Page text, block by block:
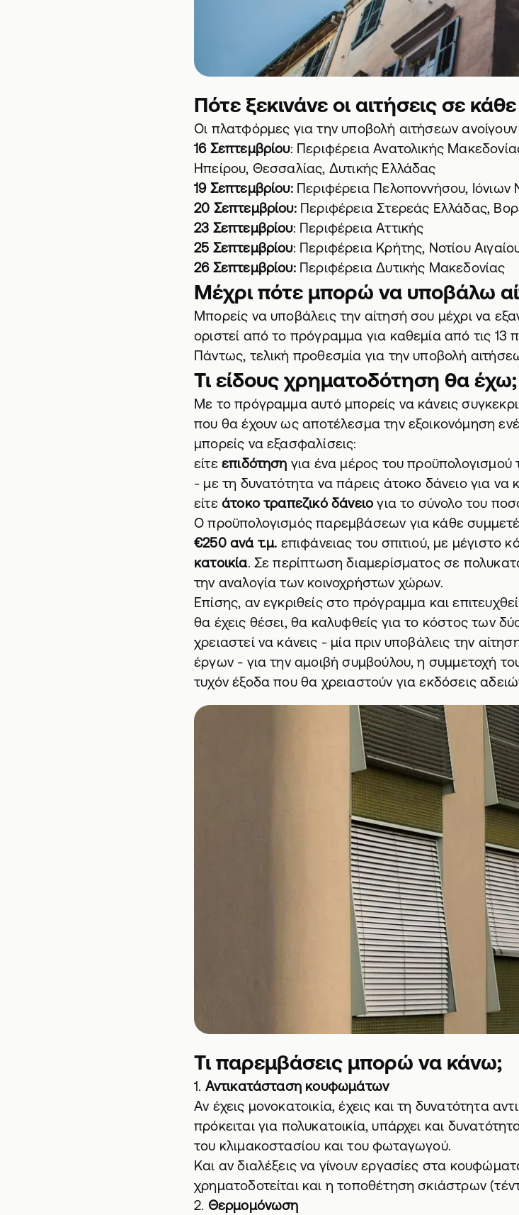
Πότε ξεκινάνε οι αιτήσεις σε
Οι πλατφόρμες για την υποβολή αιτήσεων
16 Σεπτεμβρίου: Περιφέρεια Ανατολικής
Ηπείρου, Θεσσαλίας, Δυτικής Ελλάδας
19 Σεπτεμβρίου:Περιφέρεια Πελοποννήσου,
20 Σεπτεμβρίου:Περιφέρεια Στερεάς Ελλάδας,
23 Σεπτεμβρίου: Περιφέρεια Αττικής
25 Σεπτεμβρίου: Περιφέρεια Κρήτης, Νοτίου
26 Σεπτεμβρίου:Περιφέρεια Δυτικής Μακεδονίας
Μέχρι πότε μπορώ να υποβάλω
Μπορείς να υποβάλεις την αίτησή σου μέχρι να
οριστεί από το πρόγραμμα για καθεμία από τις 13
Πάντως, τελική προθεσμία για την υποβολή
Τι είδους χρηματοδότηση θα έχω;
Με το πρόγραμμα αυτό μπορείς να κάνεις
που θα έχουν ως αποτέλεσμα την εξοικονόμηση
μπορείς να εξασφαλίσεις:
είτε επιδότηση για ένα μέρος του
- με τη δυνατότητα να πάρεις άτοκο δάνειο για να
είτε άτοκο τραπεζικό δάνειο για το σύνολο του
Ο προϋπολογισμός παρεμβάσεων για κάθε
€250 ανά τ.μ. επιφάνειας του σπιτιού, με μέγιστο
κατοικία. Σε περίπτωση διαμερίσματος σε
την αναλογία των κοινοχρήστων χώρων.
Επίσης, αν εγκριθείς στο πρόγραμμα και
θα έχεις θέσει, θα καλυφθείς για το κόστος των
χρειαστεί να κάνεις - μία πριν υποβάλεις την
έργων - για την αμοιβή συμβούλου, η συμμετοχή του
τυχόν έξοδα που θα χρειαστούν για εκδόσεις
Τι παρεμβάσεις μπορώ να κάνω;
1. Αντικατάσταση κουφωμάτων
Αν έχεις μονοκατοικία, έχεις και τη δυνατότητα
πρόκειται για πολυκατοικία, υπάρχει και
του κλιμακοστασίου και του φωταγωγού.
Και αν διαλέξεις να γίνουν εργασίες στα
χρηματοδοτείται και η τοποθέτηση σκιάστρων
2. Θερμομόνωση